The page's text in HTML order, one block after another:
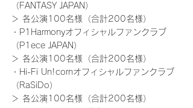
（FANTASY JAPAN）
＞ 各公演100名様（合計200名様）
・P1Harmonyオフィシャルファンクラブ
（P1ece JAPAN）
＞ 各公演100名様（合計200名様）
・Hi-Fi Un!cornオフィシャルファンクラブ
（RaSiDo）
＞ 各公演100名様（合計200名様）